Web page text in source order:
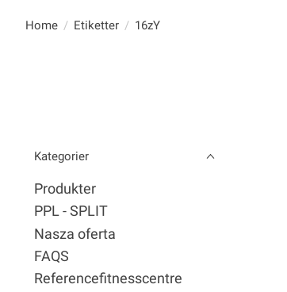
Home / Etiketter / 16zY
Kategorier
Produkter
PPL - SPLIT
Nasza oferta
FAQS
Referencefitnesscentre